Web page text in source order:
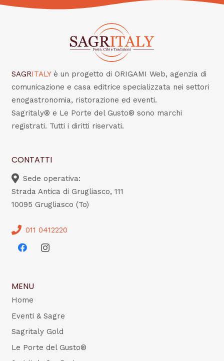
SAGRITALY è un progetto di ORIGAMI Web, agenzia di
comunicazione e casa editrice specializzata nei settori
enogastronomia, ristorazione ed eventi.
Sagritaly® e Le Porte del Gusto® sono marchi
registrati. Tutti i diritti riservati.
CONTATTI
Sede operativa:
Strada Antica di Grugliasco, 111
10095 Grugliasco (To)
011 0412220
MENU
Home
Eventi & Sagre
Sagritaly Gold
Le Porte del Gusto®